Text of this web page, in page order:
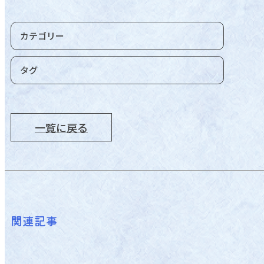
カテゴリー
タグ
一覧に戻る
関連記事